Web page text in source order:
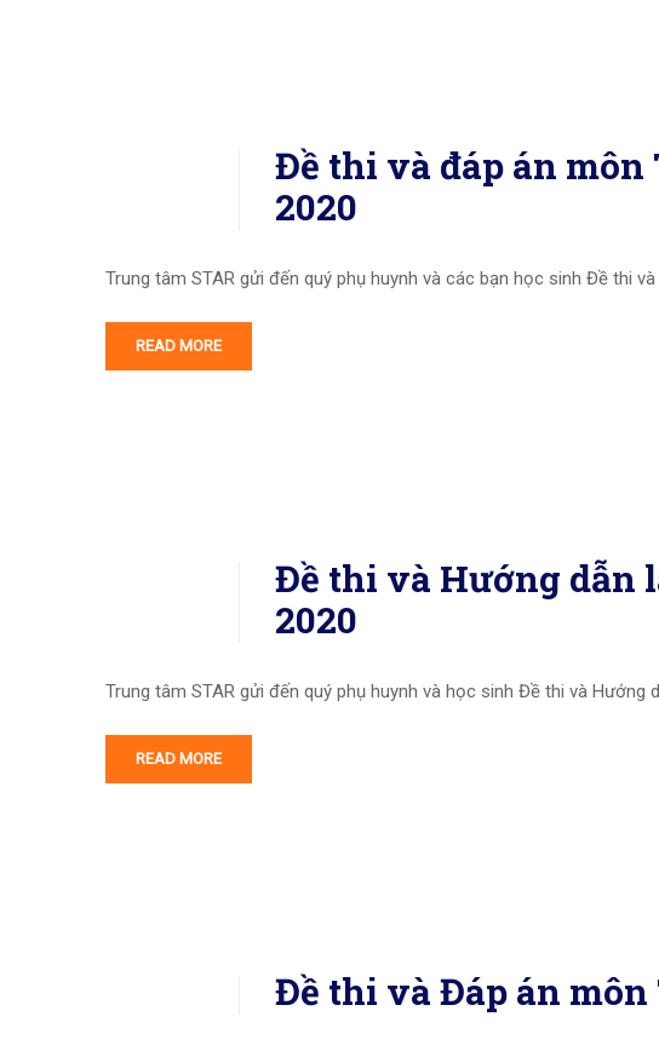
Đề thi và đáp án môn
2020
Trung tâm STAR gửi đến quý phụ huynh và các bạn học sinh Đề thi
READ MORE
Đề thi và Hướng dẫn
2020
Trung tâm STAR gửi đến quý phụ huynh và học sinh Đề thi và Hướng
READ MORE
Đề thi và Đáp án môn